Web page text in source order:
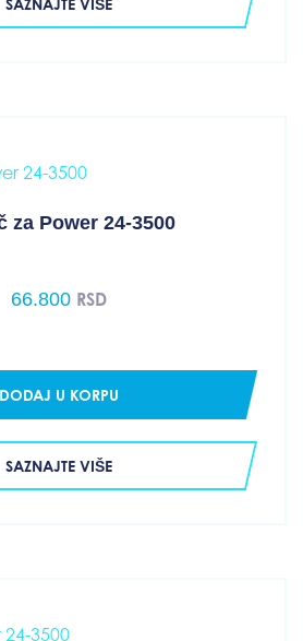
SAZNAJTE VIŠE
za Power 24-3500
66.800 RSD
DODAJ U KORPU
SAZNAJTE VIŠE